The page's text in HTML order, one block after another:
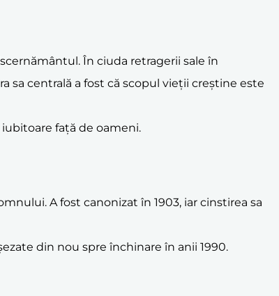
În ciuda retragerii sale în
sa centrală a fost că scopul vieții creștine este
față de oameni.
A fost canonizat în 1903, iar cinstirea sa
din nou spre închinare în anii 1990.